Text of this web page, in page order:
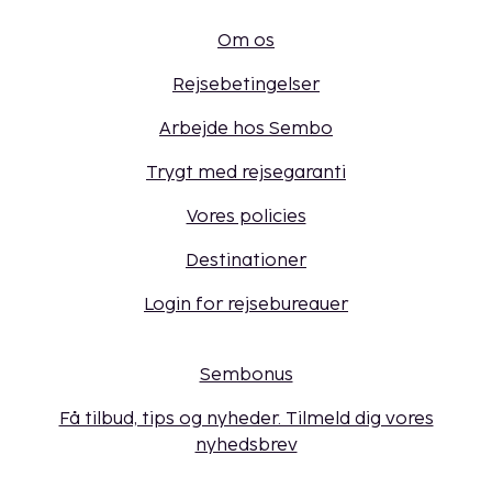
Om os
Rejsebetingelser
Arbejde hos Sembo
Trygt med rejsegaranti
Vores policies
Destinationer
Login for rejsebureauer
Sembonus
Få tilbud, tips og nyheder. Tilmeld dig vores
nyhedsbrev